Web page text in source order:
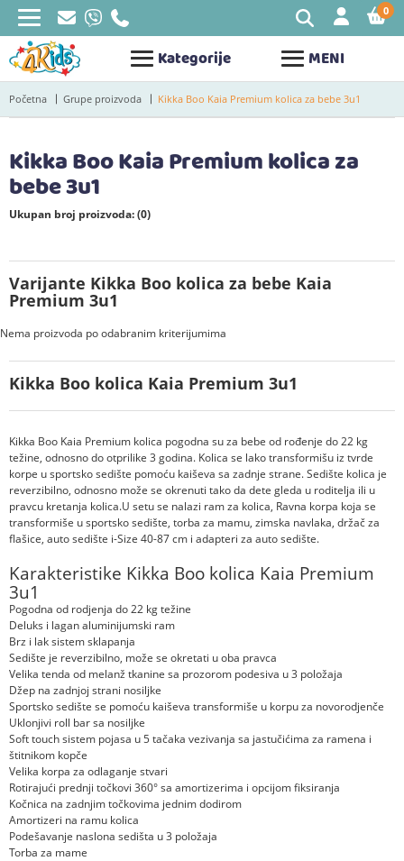
Kategorije MENI
0
Početna Grupe proizvoda Kikka Boo Kaia Premium kolica za bebe 3u1
Kikka Boo Kaia Premium kolica za
bebe 3u1
Ukupan broj proizvoda: (0)
Kikka Boo kolica Kaia Premium 3u1
Kikka Boo Kaia Premium kolica pogodna su za bebe od rođenje do 22 kg
težine, odnosno do otprilike 3 godina. Kolica se lako transformišu iz tvrde
korpe u sportsko sedište pomoću kaiševa sa zadnje strane. Sedište kolica je
reverzibilno, odnosno može se okrenuti tako da dete gleda u roditelja ili u
pravcu kretanja kolica.U setu se nalazi ram za kolica, Ravna korpa koja se
transformiše u sportsko sedište, torba za mamu, zimska navlaka, držač za
flašice, auto sedište i-Size 40-87 cm i adapteri za auto sedište.
Karakteristike Kikka Boo kolica Kaia Premium
3u1
Pogodna od rodjenja do 22 kg težine
Deluks i lagan aluminijumski ram
Brz i lak sistem sklapanja
Sedište je reverzibilno, može se okretati u oba pravca
Velika tenda od melanž tkanine sa prozorom podesiva u 3 položaja
Džep na zadnjoj strani nosiljke
Sportsko sedište se pomoću kaiševa transformiše u korpu za novorodjenče
Uklonjivi roll bar sa nosiljke
Soft touch sistem pojasa u 5 tačaka vezivanja sa jastučićima za ramena i
štitnikom kopče
Velika korpa za odlaganje stvari
Rotirajući prednji točkovi 360° sa amortizerima i opcijom fiksiranja
Kočnica na zadnjim točkovima jednim dodirom
Amortizeri na ramu kolica
Podešavanje naslona sedišta u 3 položaja
Torba za mame
Varijante Kikka Boo kolica za bebe Kaia
Premium 3u1
Nema proizvoda po odabranim kriterijumima